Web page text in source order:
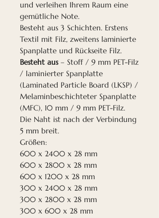
und verleihen Ihrem Raum eine
gemütliche Note.
Besteht aus 3 Schichten. Erstens
Textil mit Filz, zweitens laminierte
Spanplatte und Rückseite Filz.
Besteht aus– Stoff / 9 mm PET-Filz
/ laminierter Spanplatte
(Laminated Particle Board (LKSP) /
Melaminbeschichteter Spanplatte
(MFC), 10 mm / 9 mm PET-Filz.
Die Naht ist nach der Verbindung
5 mm breit.
Größen:
600 x 2400 x 28 mm
600 x 2800 x 28 mm
600 x 1200 x 28 mm
300 x 2400 x 28 mm
300 x 2800 x 28 mm
300 x 600 x 28 mm